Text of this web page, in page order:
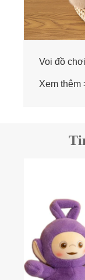
Voi đồ
Xem thêm